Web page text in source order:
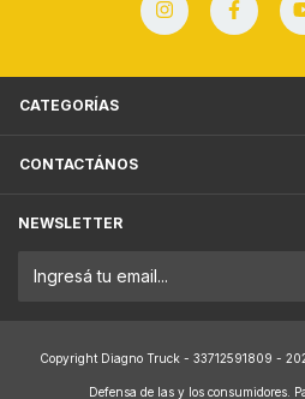
CATEGORÍAS
CONTACTÁNOS
NEWSLETTER
Copyright Diagno Truck - 33712591809 -
Defensa de las y los consumidores.